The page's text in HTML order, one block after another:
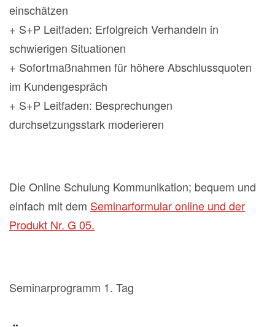
einschätzen
+ S+P Leitfaden: Erfolgreich Verhandeln in
schwierigen Situationen
+ Sofortmaßnahmen für höhere Abschlussquoten
im Kundengespräch
+ S+P Leitfaden: Besprechungen
durchsetzungsstark moderieren
Die Online Schulung Kommunikation; bequem und
einfach mit dem Seminarformular online und der
Produkt Nr. G 05.
Seminarprogramm 1. Tag